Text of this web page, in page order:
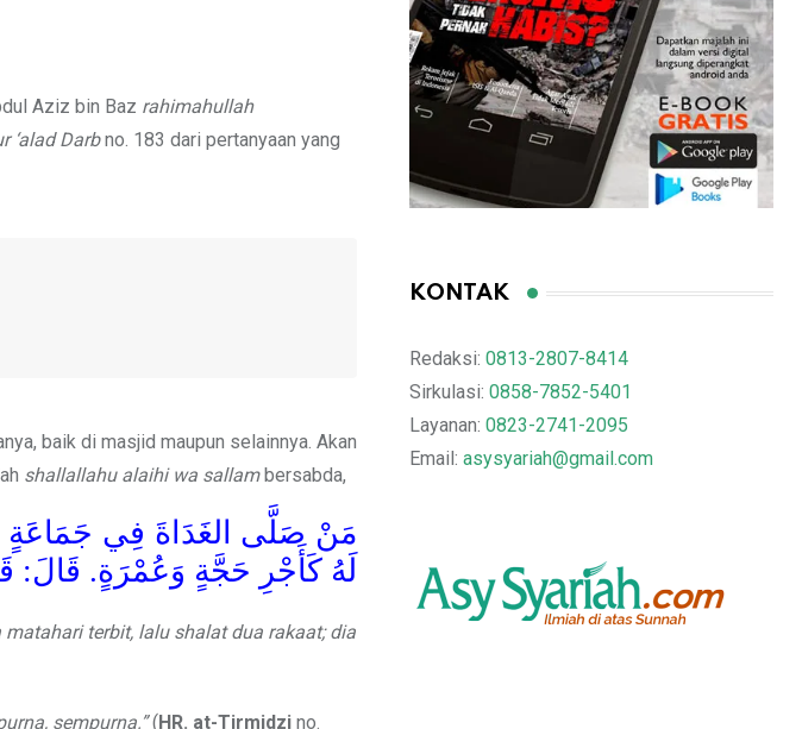
Aziz bin Baz rahimahullah
‘alad Darbno. 183 dari pertanyaan yang
baik di masjid maupun selainnya. Akan
shallallahu alaihi wa sallambersabda,
مَنْ صَلَّى الغَدَاةَ فِي جَمَاعَةٍ
لَهُ كَأَجْرِ حَجَّةٍ وَعُمْرَةٍ. قَالَ:
terbit, lalu shalat dua rakaat; dia
sempurna.”( HR. at-Tirmidzi no.
KONTAK
Redaksi: 0813-2807-8414
Sirkulasi: 0858-7852-5401
Layanan: 0823-2741-2095
Email: asysyariah@gmail.com